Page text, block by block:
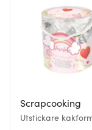
Scrapcooking
Utstickare